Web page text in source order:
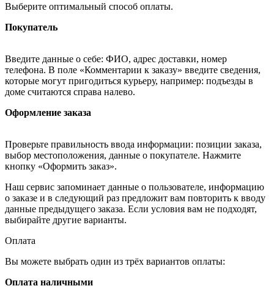
Выберите оптимальный способ оплаты.
Покупатель
Введите данные о себе: ФИО, адрес доставки, номер
телефона. В поле «Комментарии к заказу» введите сведения,
которые могут пригодиться курьеру, например: подъезды в
доме считаются справа налево.
Оформление заказа
Проверьте правильность ввода информации: позиции заказа,
выбор местоположения, данные о покупателе. Нажмите
кнопку «Оформить заказ».
Наш сервис запоминает данные о пользователе, информацию
о заказе и в следующий раз предложит вам повторить к вводу
данные предыдущего заказа. Если условия вам не подходят,
выбирайте другие варианты.
Оплата
Вы можете выбрать один из трёх вариантов оплаты:
Оплата наличными